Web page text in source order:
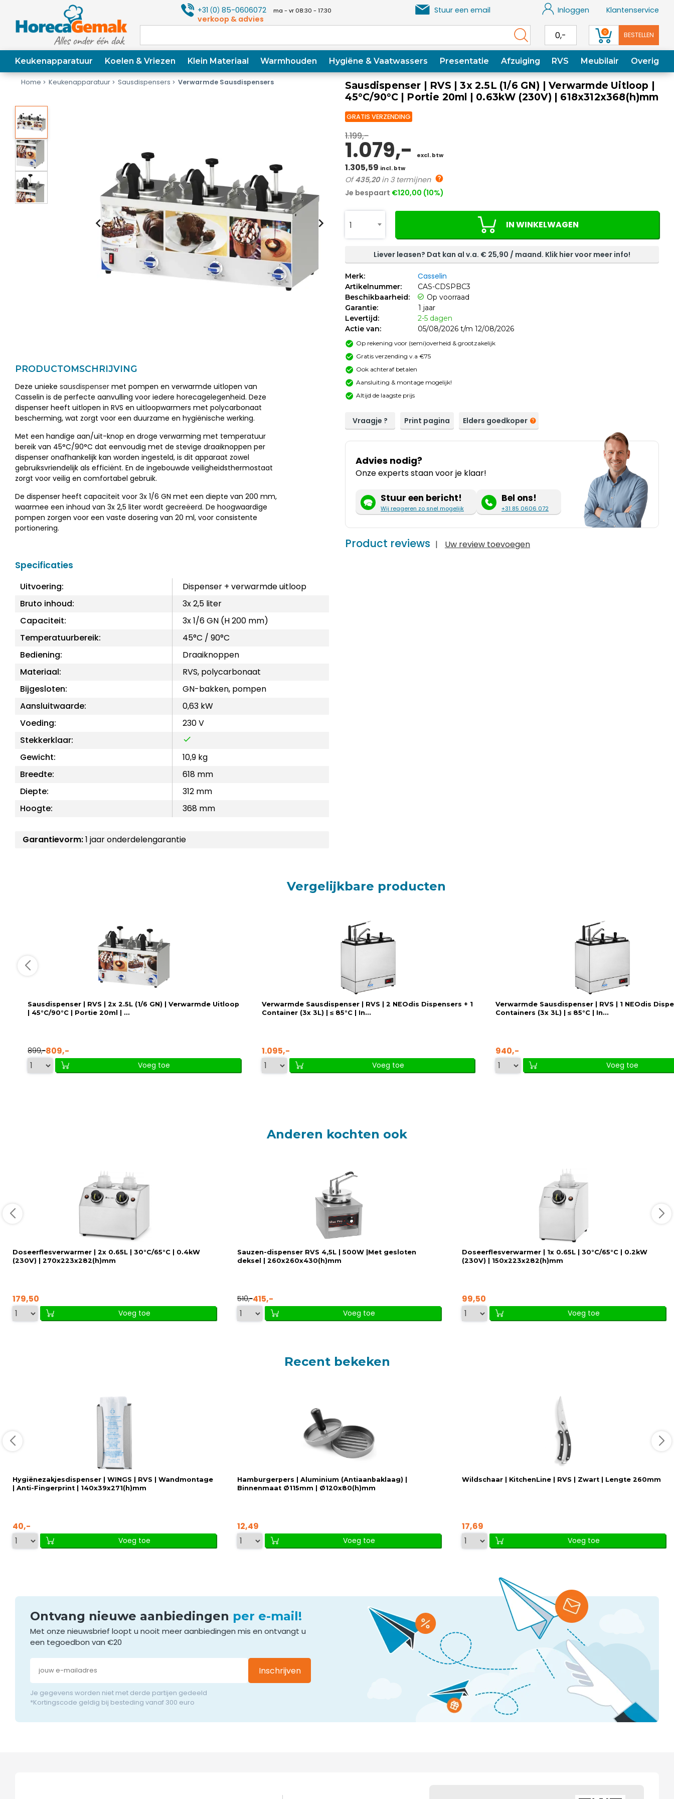
+31(0) 85-0606072 ma - vr 08:30 - 17:30
verkoop & advies
Stuur een email Inloggen Klantenservice
0,- 0 BESTELLEN
Keukenapparatuur Koelen & Vriezen Klein Materiaal Warmhouden Hygiëne & Vaatwassers Presentatie Afzuiging RVS Meubilair Overig
Home Keukenapparatuur Sausdispensers Verwarmde Sausdispensers
PRODUCTOMSCHRIJVING
Deze unieke sausdispenser met pompen en verwarmde uitlopen van
Casselin is de perfecte aanvulling voor iedere horecagelegenheid. Deze
dispenser heeft uitlopen in RVS en uitloopwarmers met polycarbonaat
bescherming, wat zorgt voor een duurzame en hygiënische werking.
Met een handige aan/uit-knop en droge verwarming met temperatuur
bereik van 45°C/90°C dat eenvoudig met de stevige draaiknoppen per
dispenser onafhankelijk kan worden ingesteld, is dit apparaat zowel
gebruiksvriendelijk als efficiënt. En de ingebouwde veiligheidsthermostaat
zorgt voor veilig en comfortabel gebruik.
De dispenser heeft capaciteit voor 3x 1/6 GN met een diepte van 200 mm,
waarmee een inhoud van 3x 2,5 liter wordt gecreëerd. De hoogwaardige
pompen zorgen voor een vaste dosering van 20 ml, voor consistente
portionering.
Specificaties
Uitvoering:
Dispenser + verwarmde uitloop
Bruto inhoud:
3x 2,5 liter
Capaciteit:
3x 1/6 GN (H 200 mm)
Temperatuurbereik:
45°C / 90°C
Bediening:
Draaiknoppen
Materiaal:
RVS, polycarbonaat
Bijgesloten:
GN-bakken, pompen
Aansluitwaarde:
0,63 kW
Voeding:
230 V
Stekkerklaar:
Gewicht:
10,9 kg
Breedte:
618 mm
Diepte:
312 mm
Hoogte:
368 mm
Garantievorm:1 jaar onderdelengarantie
Sausdispenser | RVS | 3x 2.5L (1/6 GN) | Verwarmde Uitloop |
45°C/90°C | Portie 20ml | 0.63kW (230V) | 618x312x368(h)mm
GRATIS VERZENDING
1.199,-
1.079,- excl. btw
1.305,59 incl. btw
Of435,20in 3 termijnen
Je bespaart €120,00 (10%)
1 IN WINKELWAGEN
Liever leasen? Dat kan al v.a. € 25,90 / maand. Klik hier voor meer info!
Merk: Casselin
Artikelnummer:
CAS-CDSPBC3
Beschikbaarheid:
Op voorraad
Garantie:
1 jaar
Levertijd:
2-5 dagen
Actie van:
05/08/2026 t/m 12/08/2026
Op rekening voor (semi)overheid & grootzakelijk
Gratis verzending v.a €75
Ook achteraf betalen
Aansluiting & montage mogelijk!
Altijd de laagste prijs
Vraagje ? Print pagina Elders goedkoper
Advies nodig?
Onze experts staan voor je klaar!
Stuur een bericht!
Wij reageren zo snel mogelijk
Bel ons!
+31 85 0606 072
Product reviews | Uw review toevoegen
Vergelijkbare producten
Sausdispenser | RVS | 2x 2.5L (1/6 GN) | Verwarmde Uitloop
| 45°C/90°C | Portie 20ml | ...
899,-809,-
Voeg toe
Verwarmde Sausdispenser | RVS | 2 NEOdis Dispensers + 1
Container (3x 3L) | ≤ 85°C | In...
1.095,-
Voeg toe
Verwarmde Sausdispenser | RVS | 1 NEOdis
Containers (3x 3L) | ≤ 85°C | In...
940,-
Voeg toe
Anderen kochten ook
Doseerflesverwarmer | 2x 0.65L | 30°C/65°C | 0.4kW
(230V) | 270x223x282(h)mm
179,50
Voeg toe
Sauzen-dispenser RVS 4,5L | 500W |Met gesloten
deksel | 260x260x430(h)mm
510,-415,-
Voeg toe
Doseerflesverwarmer | 1x 0.65L | 30°C/65°C | 0.2kW
(230V) | 150x223x282(h)mm
99,50
Voeg toe
Recent bekeken
Hygiënezakjesdispenser | WINGS | RVS | Wandmontage
| Anti-Fingerprint | 140x39x271(h)mm
40,-
Voeg toe
Hamburgerpers | Aluminium (Antiaanbaklaag) |
Binnenmaat Ø115mm | Ø120x80(h)mm
12,49
Voeg toe
Wildschaar | KitchenLine | RVS | Zwart | Lengte 260mm
17,69
Voeg toe
Ontvang nieuwe aanbiedingen per e-mail!
Met onze nieuwsbrief loopt u nooit meer aanbiedingen mis en ontvangt u
een tegoedbon van €20
Inschrijven
Je gegevens worden niet met derde partijen gedeeld
*Kortingscode geldig bij besteding vanaf 300 euro